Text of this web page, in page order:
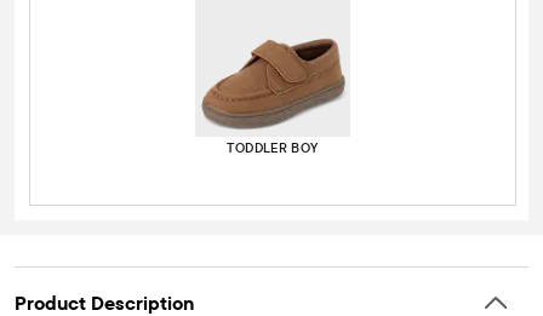
TODDLER BOY
Product Description